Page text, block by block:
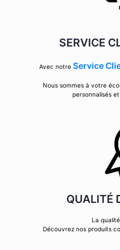
SERVICE
Avec notre Service
Nous sommes à votre
personnalisés
QUALITÉ
La
Découvrez nos produits